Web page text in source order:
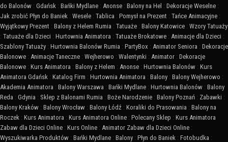
do Balonów : Gdańsk : Bańki Mydlane : Anonse : Balony na Hel : Dekoracje Weselne :
Jak zrobić Płyn do Baniek : Wesele : Tablica : Pomysł na Prezent : Tańce Animacyjne :
Wyjątkowy Prezent : Balony z Helem Rumia : Tatuaże : Balony Katowice : Wzory Tatuaży
: Tatuaże dla Dzieci : Hurtownia Animatora : Tatuaże Brokatowe : Animacje dla Dzieci :
Szablony Tatuaży : Hurtownia Balonów Rumia : PartyBox : Animator Seniora : Dekoracje
Balonowe : Animacje Taneczne : Wejherowo : Walentynki : Animator : Dekoracje
Balonowe : Kurs Animatora : Balony z Helem : Anonse : Hurtownia Balonów : Kurs
Animatora Gdańsk : Katalog Firm : Hurtownia Animatora : Balony : Balony Wejherowo :
Akademia Animatora : Balony Warszawa : Bańki Mydlane : Hurtownia Balonów : Balony
Reda : Gdynia : Sklep z Balonami Rumia : Boże Narodzenie : Balony Poznań : Zabawki :
Balony Kraków : Balony Wrocław : Balony Łódź : Koraliki do Prasowania : Balony na
Roczek : Kurs Animatora : Kurs Animatora Online : Polecany Sklep : Kurs Animatora
Zabaw dla Dzieci Online : Kurs Online : Animator Zabaw dla Dzieci Online :
Wyszukiwarka Produktów : Bańki Mydlane : Balony : Płyn do Baniek : Fotobudka :